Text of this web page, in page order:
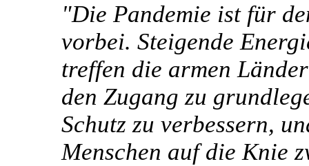
"Die Pandemie ist für
vorbei. Steigende
treffen die armen
den Zugang zu
Schutz zu verbessern,
Menschen auf die Knie